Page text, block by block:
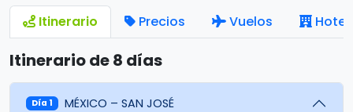
Itinerario Precios Vuelos
Itinerario de 8 días
Día 1 MÉXICO – SAN JOSÉ